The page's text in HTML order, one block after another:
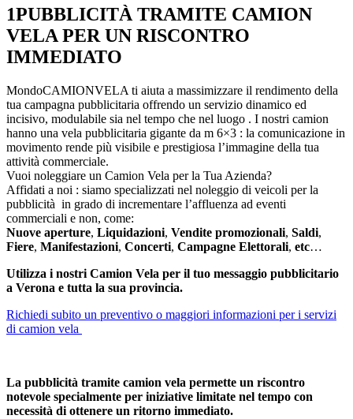
1PUBBLICITÀ TRAMITE CAMION
VELA PER UN RISCONTRO
IMMEDIATO
MondoCAMIONVELA ti aiuta a massimizzare il rendimento della
tua campagna pubblicitaria offrendo un servizio dinamico ed
incisivo, modulabile sia nel tempo che nel luogo . I nostri camion
hanno una vela pubblicitaria gigante da m 6×3 : la comunicazione in
movimento rende più visibile e prestigiosa l’immagine della tua
attività commerciale.
Vuoi noleggiare un Camion Vela per la Tua Azienda?
Affidati a noi : siamo specializzati nel noleggio di veicoli per la
pubblicità in grado di incrementare l’affluenza ad eventi
commerciali e non, come:
Nuove aperture, Liquidazioni, Vendite promozionali, Saldi,
Fiere, Manifestazioni, Concerti, Campagne Elettorali, etc…
Utilizza i nostri Camion Vela per il tuo messaggio pubblicitario
a Verona e tutta la sua provincia.
Richiedi subito un preventivo o maggiori informazioni per i servizi
di camion vela
La pubblicità tramite camion vela permette un riscontro
notevole specialmente per iniziative limitate nel tempo con
necessità di ottenere un ritorno immediato.